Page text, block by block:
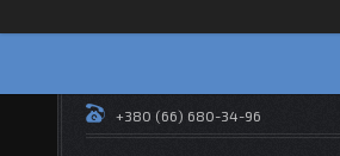
+380 (66) 680-34-96